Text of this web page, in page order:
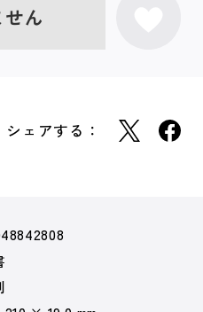
ん
シェアする：